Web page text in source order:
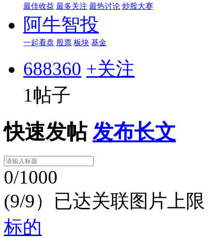
最佳收益 最多关注 最热讨论 炒股大赛
阿牛智投
一起看盘 股票 板块 基金
688360 +关注
1帖子
快速发帖 发布长文
0/1000
(9/9）已达关联图片上限
标的